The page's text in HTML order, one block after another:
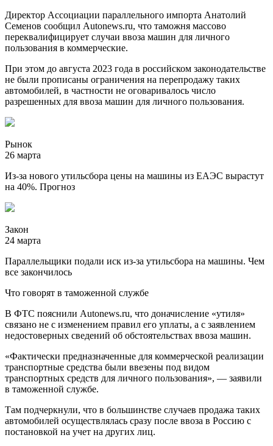
Директор Ассоциации параллельного импорта Анатолий
Семенов сообщил Autonews.ru, что таможня массово
переквалифицирует случаи ввоза машин для личного
пользования в коммерческие.
При этом до августа 2023 года в российском законодательстве
не были прописаны ограничения на перепродажу таких
автомобилей, в частности не оговаривалось число
разрешенных для ввоза машин для личного пользования.
Рынок
26 марта
Из-за нового утильсбора цены на машины из ЕАЭС вырастут
на 40%. Прогноз
Закон
24 марта
Параллельщики подали иск из-за утильсбора на машины. Чем
все закончилось
Что говорят в таможенной службе
В ФТС пояснили Autonews.ru, что доначисление «утиля»
связано не с изменением правил его уплаты, а с заявлением
недостоверных сведений об обстоятельствах ввоза машин.
«Фактически предназначенные для коммерческой реализации
транспортные средства были ввезены под видом
транспортных средств для личного пользования», — заявили
в таможенной службе.
Там подчеркнули, что в большинстве случаев продажа таких
автомобилей осуществлялась сразу после ввоза в Россию с
постановкой на учет на других лиц.